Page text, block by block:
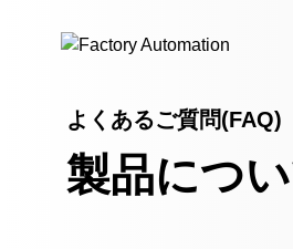
よくあるご質問(FAQ)
製品につ